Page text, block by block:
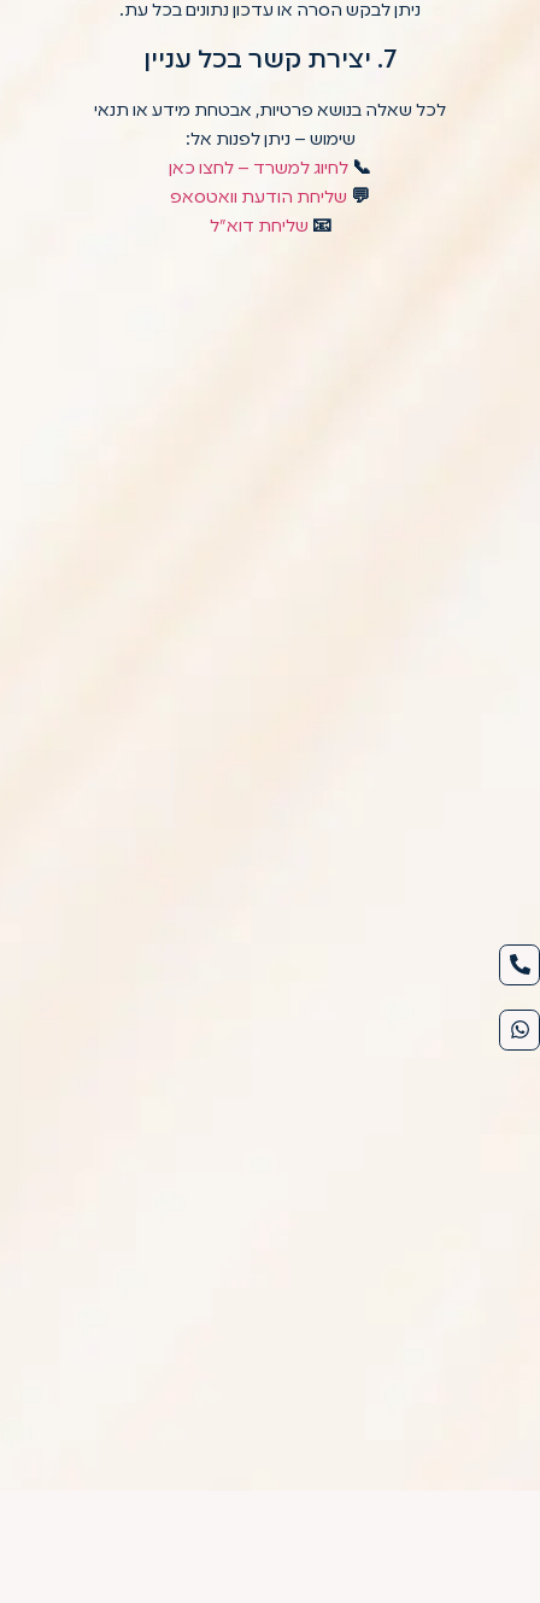
ניתן לבקש הסרה או עדכון נתונים בכל עת.
7. יצירת קשר בכל עניין
לכל שאלה בנושא פרטיות, אבטחת מידע או תנאי
שימוש – ניתן לפנות אל:
📞 לחיוג למשרד – לחצו כאן
💬 שליחת הודעת וואטסאפ
📧 שליחת דוא"ל